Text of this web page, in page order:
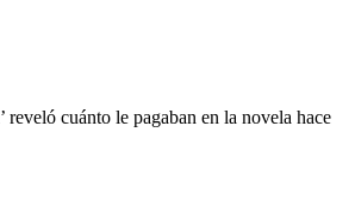
reveló cuánto le pagaban en la novela hace